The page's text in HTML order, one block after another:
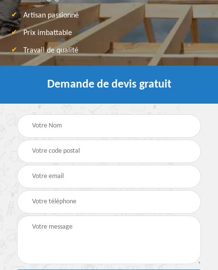
Artisan passionné
Prix imbattable
Travail de qualité
Demande de devis gratuit